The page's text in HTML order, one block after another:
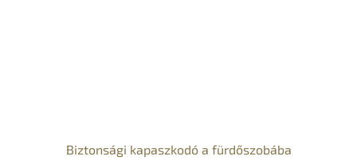
Biztonsági kapaszkodó a fürdőszobába